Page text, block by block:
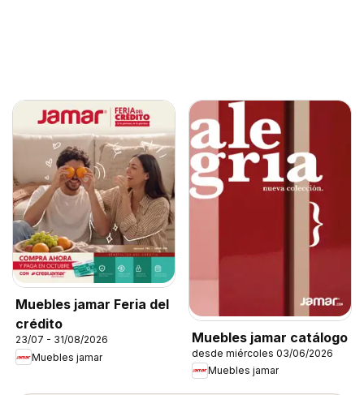
Muebles jamar Feria del
crédito
23/07 - 31/08/2026
Muebles jamar
Muebles jamar catálogo
desde miércoles 03/06/2026
Muebles jamar